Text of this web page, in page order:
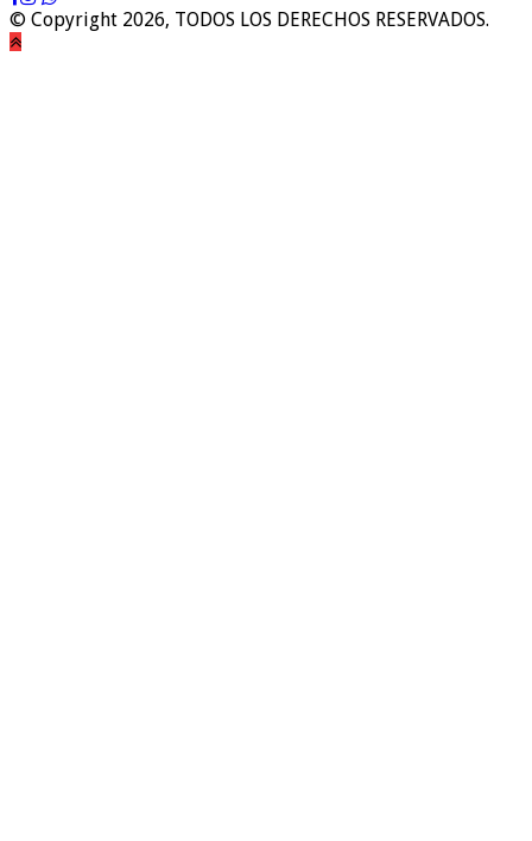
© Copyright 2026, TODOS LOS DERECHOS RESERVADOS.